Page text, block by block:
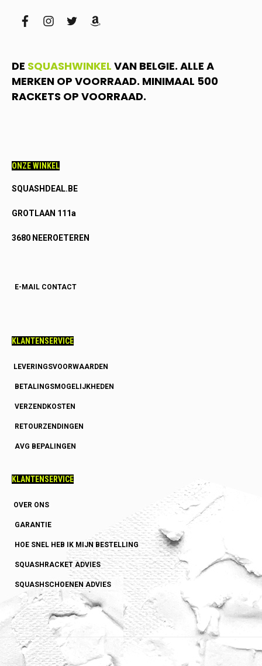
facebookinstagram
twitteramazon
DE SQUASHWINKEL VAN BELGIE. ALLE A
MERKEN OP VOORRAAD. MINIMAAL 500
RACKETS OP VOORRAAD.
ONZE WINKEL
SQUASHDEAL.BE
GROTLAAN 111a
3680 NEEROETEREN
E-MAIL CONTACT
KLANTENSERVICE
LEVERINGSVOORWAARDEN
BETALINGSMOGELIJKHEDEN
VERZENDKOSTEN
RETOURZENDINGEN
AVG BEPALINGEN
KLANTENSERVICE
OVER ONS
GARANTIE
HOE SNEL HEB IK MIJN BESTELLING
SQUASHRACKET ADVIES
SQUASHSCHOENEN ADVIES